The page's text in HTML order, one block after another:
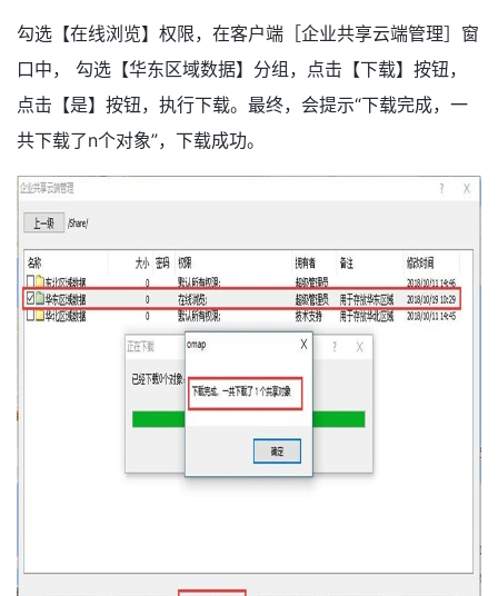
勾选【在线浏览】权限，在客户端［企业共享云端管理］窗
口中， 勾选【华东区域数据】分组，点击【下载】按钮，
点击【是】按钮，执行下载。最终，会提示“下载完成，一
共下载了n个对象”，下载成功。